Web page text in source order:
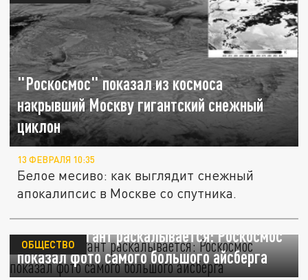
"Роскосмос" показал из космоса
накрывший Москву гигантский снежный
циклон
13 ФЕВРАЛЯ 10:35
Белое месиво: как выглядит снежный
апокалипсис в Москве со спутника.
Ледяной гигант раскалывается: Роскосмос
показал фото самого большого айсберга
ОБЩЕСТВО